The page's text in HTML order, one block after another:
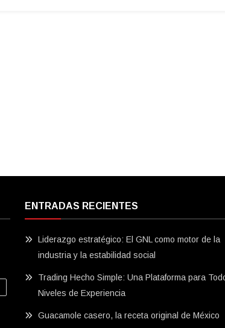
ENTRADAS RECIENTES
Liderazgo estratégico: El GNL como motor de la
industria y la estabilidad social
Trading Hecho Simple: Una Plataforma para
Niveles de Experiencia
Guacamole casero, la receta original de México